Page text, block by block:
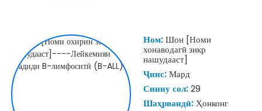
Ном:Шон [Номи
хонаводагӣ зикр
нашудааст]
Ҷинс:Мард
Синну сол:29
Шаҳрвандӣ:Ҳонконг